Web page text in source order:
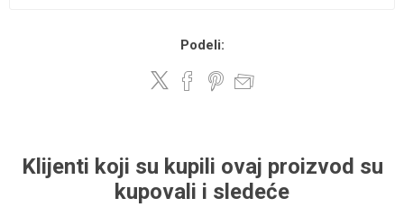
Podeli:
Klijenti koji su kupili ovaj proizvod su
kupovali i sledeće